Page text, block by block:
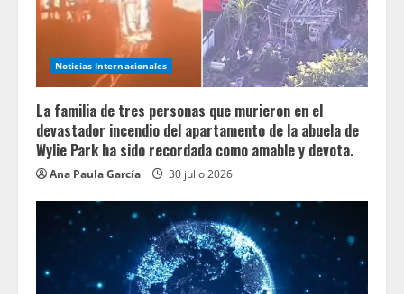
Noticias Internacionales
La familia de tres personas que murieron en el
devastador incendio del apartamento de la abuela de
Wylie Park ha sido recordada como amable y devota.
Ana Paula García 30 julio 2026